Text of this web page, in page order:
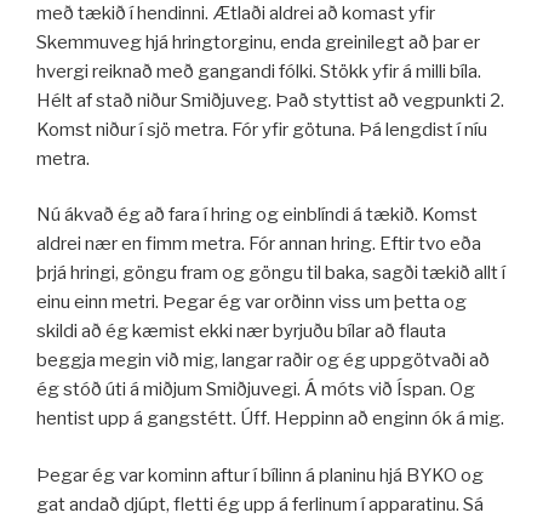
með tækið í hendinni. Ætlaði aldrei að komast yfir
Skemmuveg hjá hringtorginu, enda greinilegt að þar er
hvergi reiknað með gangandi fólki. Stökk yfir á milli bíla.
Hélt af stað niður Smiðjuveg. Það styttist að vegpunkti 2.
Komst niður í sjö metra. Fór yfir götuna. Þá lengdist í níu
metra.
Nú ákvað ég að fara í hring og einblíndi á tækið. Komst
aldrei nær en fimm metra. Fór annan hring. Eftir tvo eða
þrjá hringi, göngu fram og göngu til baka, sagði tækið allt í
einu einn metri. Þegar ég var orðinn viss um þetta og
skildi að ég kæmist ekki nær byrjuðu bílar að flauta
beggja megin við mig, langar raðir og ég uppgötvaði að
ég stóð úti á miðjum Smiðjuvegi. Á móts við Íspan. Og
hentist upp á gangstétt. Úff. Heppinn að enginn ók á mig.
Þegar ég var kominn aftur í bílinn á planinu hjá BYKO og
gat andað djúpt, fletti ég upp á ferlinum í apparatinu. Sá